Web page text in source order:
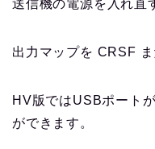
送信機の電源を入れ直
出力マップを CRSF
HV版ではUSBポート
ができます。